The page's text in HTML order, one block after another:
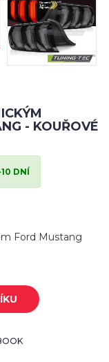
- KOUŘOVÉ
DNÍ
Ford Mustang